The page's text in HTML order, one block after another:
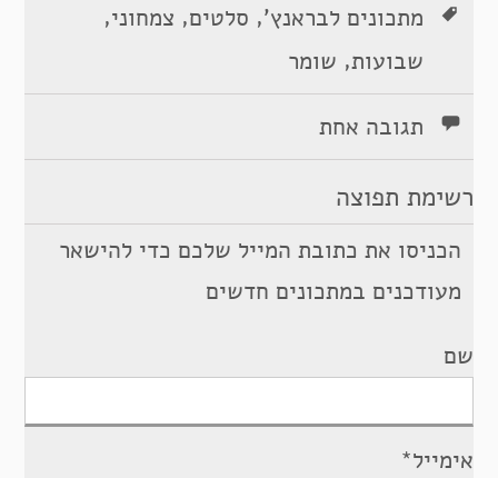
מתכונים לבראנץ', סלטים, צמחוני,
שבועות, שומר
תגובה אחת
רשימת תפוצה
הכניסו את כתובת המייל שלכם כדי להישאר
מעודכנים במתכונים חדשים
שם
אימייל*